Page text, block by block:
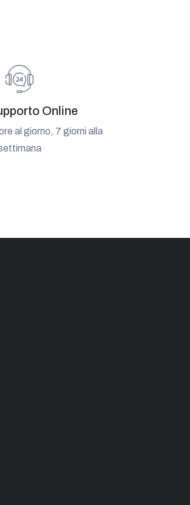
Online
al giorno, 7 giorni alla